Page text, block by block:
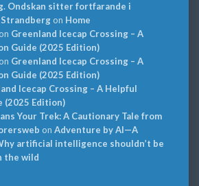
Ondskan sitter fortfarande i
Strandbergon Home
Greenland Icecap Crossing – A
Guide (2025 Edition)
Greenland Icecap Crossing – A
Guide (2025 Edition)
Icecap Crossing – A Helpful
(2025 Edition)
Your Trek: A Cautionary Tale from
on Adventure by AI—A
artificial intelligence shouldn’t be
the wild